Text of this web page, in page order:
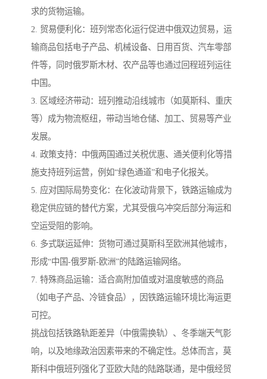
求的货物运输。
2. 贸易便利化：班列常态化运行促进中俄双边贸易，运
输商品包括电子产品、机械设备、日用百货、汽车零部
件等，同时俄罗斯木材、农产品等也通过回程班列运往
中国。
3. 区域经济带动：班列推动沿线城市（如莫斯科、重庆
等）成为物流枢纽，带动当地仓储、加工、贸易等产业
发展。
4. 政策支持：中俄两国通过关税优惠、通关便利化等措
施支持班列运营，例如“绿色通道”和电子化报关。
5. 应对国际局势变化：在化波动背景下，铁路运输成为
稳定供应链的替代方案，尤其受俄乌冲突后部分海运和
空运受阻的影响。
6. 多式联运延伸：货物可通过莫斯科至欧洲其他城市，
形成“中国-俄罗斯-欧洲”的陆路运输网络。
7. 特殊商品运输：适合高附加值或对温度敏感的商品
（如电子产品、冷链食品），因铁路运输环境比海运更
可控。
挑战包括铁路轨距差异（中俄需换轨）、冬季端天气影
响，以及地缘政治因素带来的不确定性。总体而言，莫
斯科中俄班列强化了亚欧大陆的陆路联通，是中俄经贸